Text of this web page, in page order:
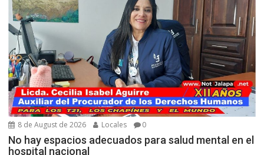
8 de August de 2026 Locales 0
No hay espacios adecuados para salud mental en el
hospital nacional